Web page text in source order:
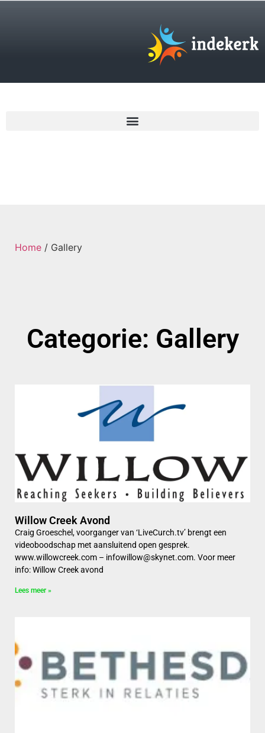
Home / Gallery
Categorie: Gallery
Willow Creek Avond
Craig Groeschel, voorganger van ‘LiveCurch.tv’ brengt een
videoboodschap met aansluitend open gesprek.
www.willowcreek.com – infowillow@skynet.com. Voor meer
info: Willow Creek avond
Lees meer »